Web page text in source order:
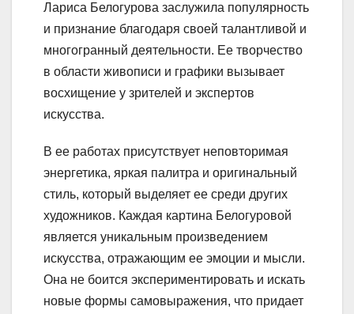
Лариса Белогурова заслужила популярность
и признание благодаря своей талантливой и
многогранный деятельности. Ее творчество
в области живописи и графики вызывает
восхищение у зрителей и экспертов
искусства.
В ее работах присутствует неповторимая
энергетика, яркая палитра и оригинальный
стиль, который выделяет ее среди других
художников. Каждая картина Белогуровой
является уникальным произведением
искусства, отражающим ее эмоции и мысли.
Она не боится экспериментировать и искать
новые формы самовыражения, что придает